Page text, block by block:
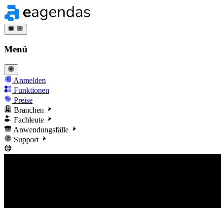
Menü
Anmelden
Funktionen
Preise
Branchen
Fachleute
Anwendungsfälle
Support